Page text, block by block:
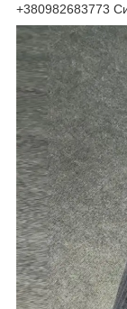
+380982683773